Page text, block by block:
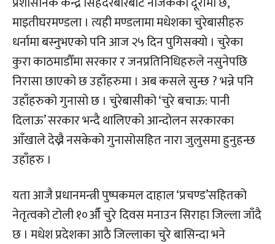
माइतीघरमण्डला । त्यही मण्डलामा मधेशका चुरेबासीहरु
धर्नामा बस्नुभएको पनि आज २५ दिन पुगिसक्यो । चुरेका
कुरा काठमाडौँमा सरकार र जनप्रतिनिधिहरुले नसुनेपछि
निरासा छाएको छ उहाँहरुमा । अब कसले सुन्छ ? भन्ने पनि
उहाँहरुको गुनासो छ । चुरेबासीको ‘चुरे बचाऊ: पानी
दिलाऊ’ सरकार भन्दै थालिएको आन्दोलन सरकारका
आँखाले देख्नै नसकेको गुनासोसहित नारा जुलुसमा हुनुहन्छ
उहाँहरु ।
यता आजै प्रधानमन्त्री पुष्पकमल दाहाल ‘प्रचण्ड’सहितको
नेतृत्वको टोली १०औँ चुरे दिवस मनाउन सिराहा जिल्ला जाँदै
छ । मधेश प्रदेशका आठै जिल्लाका चुरे बासिन्दा भने